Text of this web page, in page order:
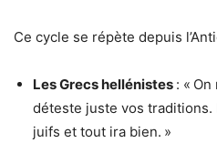
Ce cycle se répète depuis
Les Grecs hellénistes : «
déteste juste vos traditions.
juifs et tout ira bien. »